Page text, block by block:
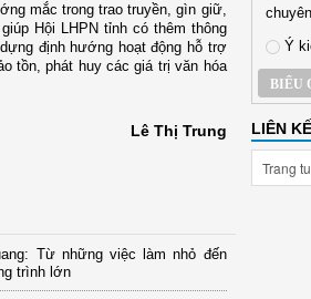
mắc trong trao truyền, gìn giữ,
Hội LHPN tỉnh có thêm thông
định hướng hoạt động hỗ trợ
tồn, phát huy các giá trị văn hóa
Lê Thị Trung
Từ những việc làm nhỏ đến
trình lớn
Ý
BIỂU
LIÊN